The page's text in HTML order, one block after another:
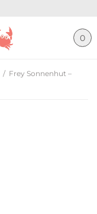
0
/ Frey Sonnenhut –